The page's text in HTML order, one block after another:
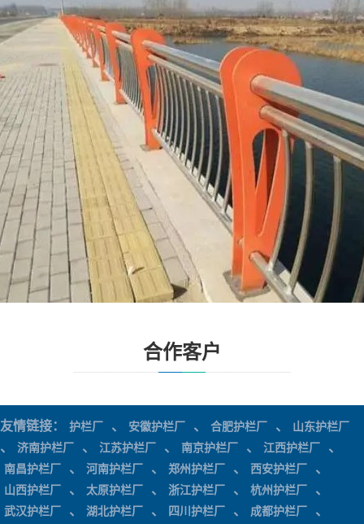
合作客户
友情链接： 护栏厂 、 安徽护栏厂 、 合肥护栏厂 、 山东护栏厂
、 济南护栏厂 、 江苏护栏厂 、 南京护栏厂 、 江西护栏厂 、
南昌护栏厂 、 河南护栏厂 、 郑州护栏厂 、 西安护栏厂 、
山西护栏厂 、 太原护栏厂 、 浙江护栏厂 、 杭州护栏厂 、
武汉护栏厂 、 湖北护栏厂 、 四川护栏厂 、 成都护栏厂 、